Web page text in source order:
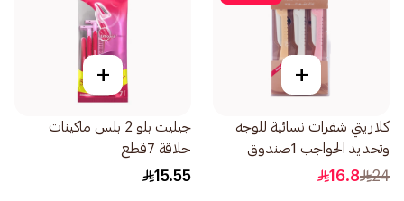
+
كلاريتي شفرات نسائية للوجه
وتحديد الحواجب 1صندوق
24
16.8
+
جيليت بلو 2 بلس ماكينات
حلاقة 7قطع
15.55